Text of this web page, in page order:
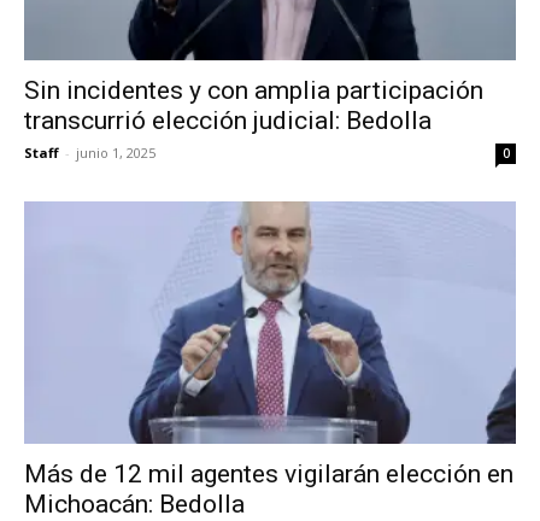
Sin incidentes y con amplia participación
transcurrió elección judicial: Bedolla
Staff - junio 1, 2025 0
Más de 12 mil agentes vigilarán elección en
Michoacán: Bedolla